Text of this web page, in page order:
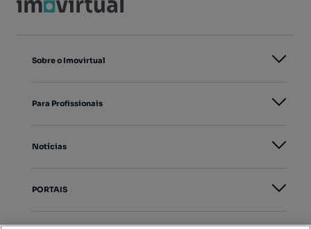
Sobre o Imovirtual
Para Profissionais
Notícias
PORTAIS